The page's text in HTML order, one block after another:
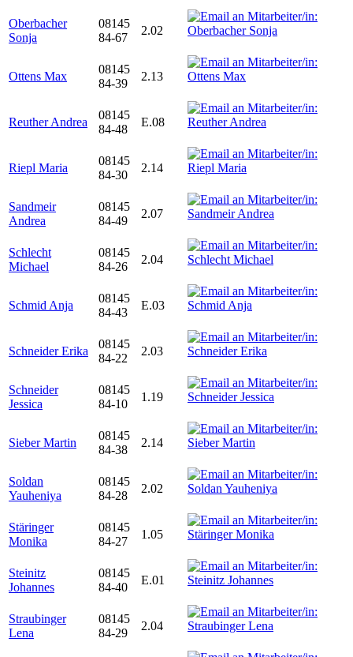
Oberbacher
Sonja
08145
84-67
2.02
Ottens Max
08145
84-39
2.13
Reuther Andrea
08145
84-48
E.08
Riepl Maria
08145
84-30
2.14
Sandmeir
Andrea
08145
84-49
2.07
Schlecht
Michael
08145
84-26
2.04
Schmid Anja
08145
84-43
E.03
Schneider Erika
08145
84-22
2.03
Schneider
Jessica
08145
84-10
1.19
Sieber Martin
08145
84-38
2.14
Soldan
Yauheniya
08145
84-28
2.02
Stäringer
Monika
08145
84-27
1.05
Steinitz
Johannes
08145
84-40
E.01
Straubinger
Lena
08145
84-29
2.04